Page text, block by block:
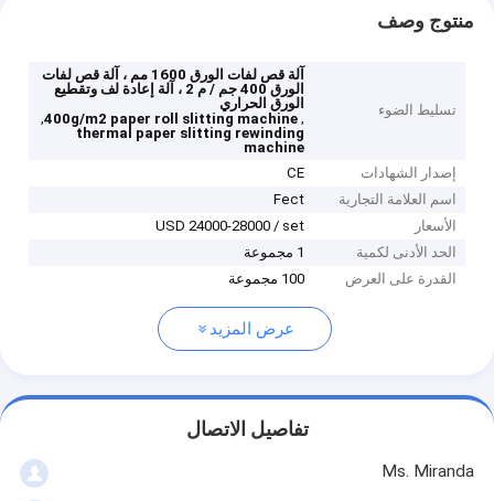
منتوج وصف
تسليط الضوء
آلة قص لفات الورق 1600 مم ، آلة قص لفات
الورق 400 جم / م 2 ، آلة إعادة لف وتقطيع
الورق الحراري
,
400g/m2 paper roll slitting machine
,
thermal paper slitting rewinding
machine
إصدار الشهادات
CE
اسم العلامة التجارية
Fect
الأسعار
USD 24000-28000 / set
الحد الأدنى لكمية
1 مجموعة
القدرة على العرض
100 مجموعة
عرض المزيد
تفاصيل الاتصال
Ms. Miranda